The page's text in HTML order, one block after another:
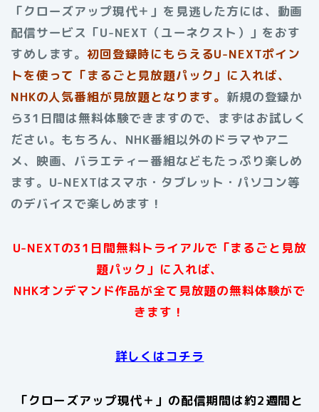
「クローズアップ現代＋」を見逃した方には、動画
配信サービス「U-NEXT（ユーネクスト）」をおす
すめします。 初回登録時にもらえるU-NEXTポイン
トを使って「まるごと見放題パック」に入れば、
NHKの人気番組が見放題となります。 新規の登録か
ら31日間は無料体験できますので、まずはお試しく
ださい。もちろん、NHK番組以外のドラマやアニ
メ、映画、バラエティー番組などもたっぷり楽しめ
ます。U-NEXTはスマホ・タブレット・パソコン等
のデバイスで楽しめます！
U-NEXTの31日間無料トライアルで「まるごと見放
題パック」に入れば、
NHKオンデマンド作品が全て見放題の無料体験がで
きます！
詳しくはコチラ
「クローズアップ現代＋」の配信期間は約2週間と